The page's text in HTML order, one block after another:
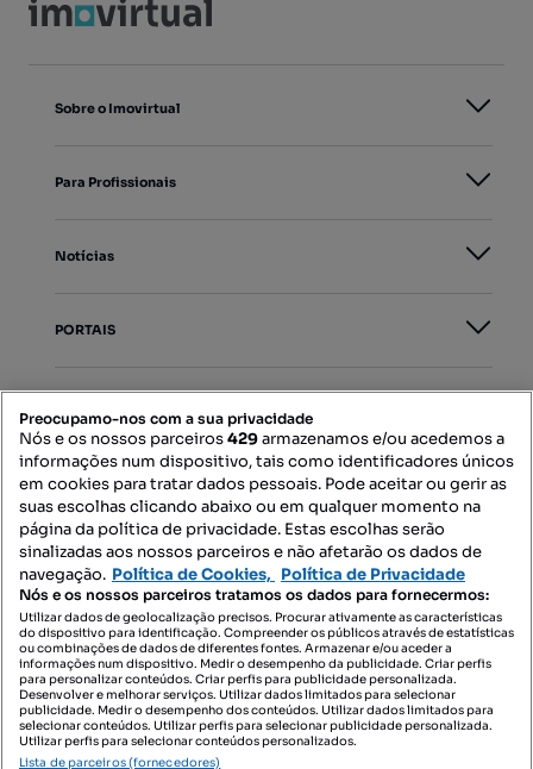
Sobre o Imovirtual
Para Profissionais
Notícias
PORTAIS
Contacte-nos
SIGA-NOS:
DESCARREGAR NA:
Preocupamo-nos com a sua privacidade
Nós e os nossos parceiros429armazenamos e/ou acedemos a
informações num dispositivo, tais como identificadores únicos
em cookies para tratar dados pessoais. Pode aceitar ou gerir as
suas escolhas clicando abaixo ou em qualquer momento na
página da política de privacidade. Estas escolhas serão
sinalizadas aos nossos parceiros e não afetarão os dados de
navegação. Política de Cookies, Política de Privacidade
Nós e os nossos parceiros tratamos os dados para fornecermos:
Utilizar dados de geolocalização precisos. Procurar ativamente as características
do dispositivo para identificação. Compreender os públicos através de estatísticas
ou combinações de dados de diferentes fontes. Armazenar e/ou aceder a
informações num dispositivo. Medir o desempenho da publicidade. Criar perfis
para personalizar conteúdos. Criar perfis para publicidade personalizada.
Desenvolver e melhorar serviços. Utilizar dados limitados para selecionar
publicidade. Medir o desempenho dos conteúdos. Utilizar dados limitados para
selecionar conteúdos. Utilizar perfis para selecionar publicidade personalizada.
Utilizar perfis para selecionar conteúdos personalizados.
Lista de parceiros (fornecedores)